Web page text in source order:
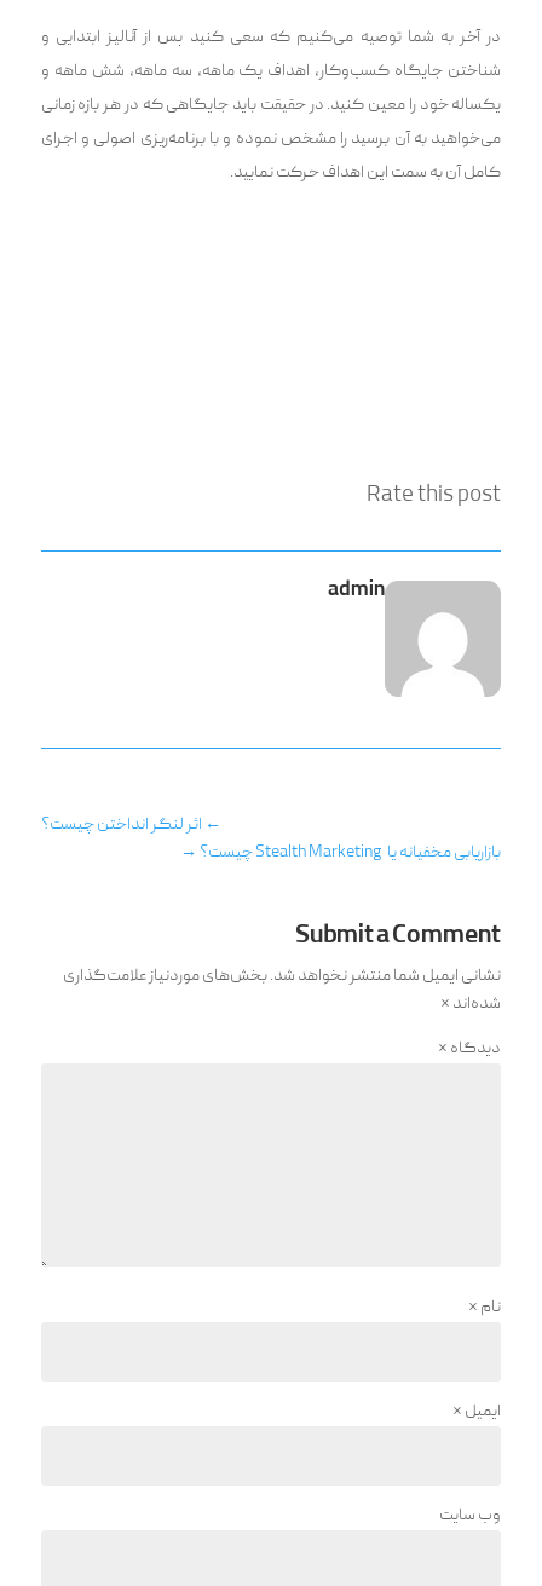
در آخر به شما توصیه می‌کنیم که سعی کنید پس از آنالیز ابتدایی و
شناختن جایگاه کسب‌وکار، اهداف یک ماهه، سه ماهه، شش ماهه و
یکساله خود را معین کنید. در حقیقت باید جایگاهی که در هر بازه زمانی
می‌خواهید به آن برسید را مشخص نموده و با برنامه‌ریزی اصولی و اجرای
کامل آن به سمت این اهداف حرکت نمایید.
Rate this post
admin
← اثر لنگر انداختن چیست؟
بازاریابی مخفیانه یا Stealth Marketing چیست؟
→
Submit a Comment
نشانی ایمیل شما منتشر نخواهد شد.بخش‌های موردنیاز علامت‌گذاری
شده‌اند *
دیدگاه *
نام *
ایمیل *
وب‌ سایت